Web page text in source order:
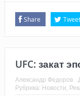
Share Tweet
UFC: закат
Александр Федоров
Рубрика: Новости,